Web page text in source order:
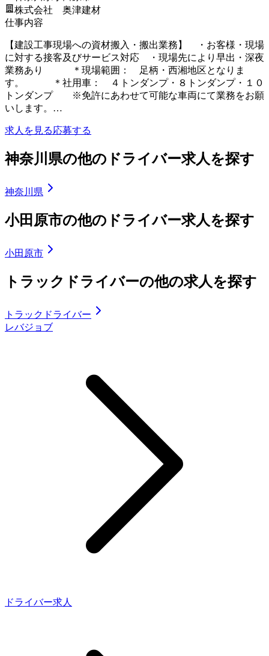
株式会社 奥津建材
仕事内容
【建設工事現場への資材搬入・搬出業務】 ・お客様・現場
に対する接客及びサービス対応 ・現場先により早出・深夜
業務あり ＊現場範囲： 足柄・西湘地区となりま
す。 ＊社用車： ４トンダンプ・８トンダンプ・１０
トンダンプ ※免許にあわせて可能な車両にて業務をお願
いします。…
求人を見る応募する
神奈川県の他のドライバー求人を探す
神奈川県
小田原市の他のドライバー求人を探す
小田原市
トラックドライバーの他の求人を探す
トラックドライバー
レバジョブ
ドライバー求人